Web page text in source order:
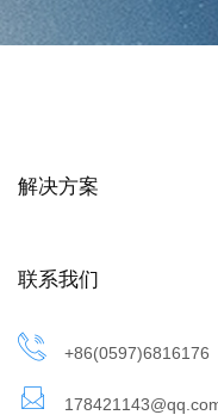
解决方案
联系我们
+86(0597)6816176